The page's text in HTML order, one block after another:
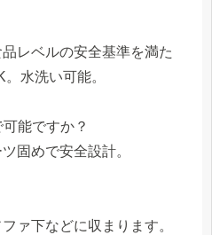
レベルの安全基準を満た
水洗い可能。
能ですか？
固めで安全設計。
ァ下などに収まります。